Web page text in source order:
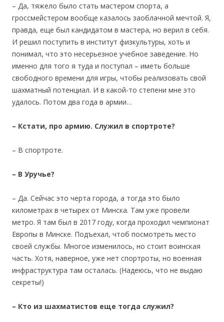
– Да, тяжело было стать мастером спорта, а
гроссмейстером вообще казалось заоблачной мечтой. Я,
правда, еще был кандидатом в мастера, но верил в себя.
И решил поступить в институт физкультуры, хоть и
понимал, что это несерьезное учебное заведение. Но
именно для того я туда и поступал – иметь больше
свободного времени для игры, чтобы реализовать свой
шахматный потенциал. И в какой-то степени мне это
удалось. Потом два года в армии…
– Кстати, про армию. Служил в спортроте?
– В спортроте.
– В Уручье?
– Да. Сейчас это черта города, а тогда это было
километрах в четырех от Минска. Там уже провели
метро. Я там был в 2017 году, когда проходил чемпионат
Европы в Минске. Подъехал, чтоб посмотреть место
своей службы. Многое изменилось, но стоит воинская
часть. Хотя, наверное, уже нет спортроты, но военная
инфраструктура там осталась. (Надеюсь, что не выдаю
секреты!)
– Кто из шахматистов еще тогда служил?